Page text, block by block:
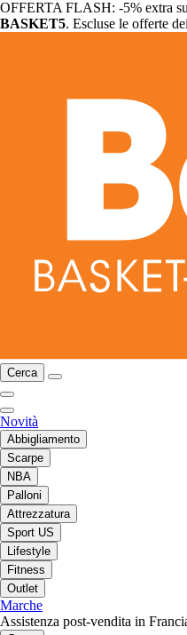
OFFERTA FLASH: -5% extra
BASKET5. Escluse le offerte
Cerca
Novità
Abbigliamento
Scarpe
NBA
Palloni
Attrezzatura
Sport US
Lifestyle
Fitness
Outlet
Marche
Assistenza post-vendita in